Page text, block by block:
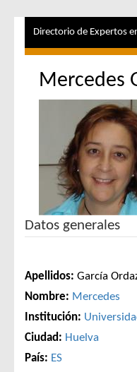
Directorio de Expertos
Mercedes
Datos generales
Apellidos: García
Nombre: Mercedes
Institución:
Ciudad: Huelva
País: ES